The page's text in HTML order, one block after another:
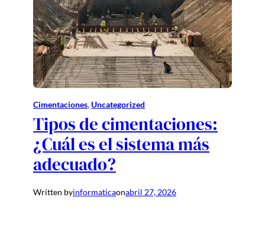
Cimentaciones, Uncategorized
Tipos de cimentaciones:
¿Cuál es el sistema más
adecuado?
Written byinformaticaonabril 27, 2026